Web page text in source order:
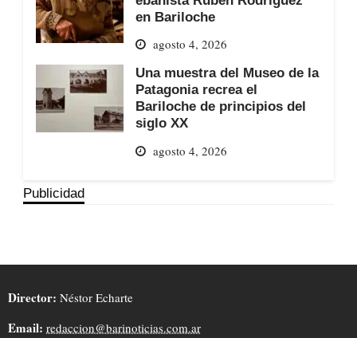
en Bariloche
agosto 4, 2026
Una muestra del Museo de la
Patagonia recrea el
Bariloche de principios del
siglo XX
agosto 4, 2026
Publicidad
Director: Néstor Echarte
Email: redaccion@barinoticias.com.ar